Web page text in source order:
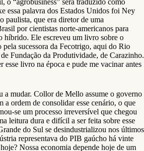
essa palavra dos Estados Unidos foi Ney
paulista, que era diretor de uma
por cientistas norte-americanos para
híbrido. Ele escreveu um livro sobre o
pela sucessora da Fecotrigo, aqui do Rio
Fundação da Produtividade, de Carazinho.
esse livro na época e pude me vacinar antes
a mudar. Collor de Mello assume o governo
a ordem de consolidar esse cenário, o que
se um processo irreversível que chegou
leitura dura e difícil a ser feita sobre esse
do Sul se desindustrializou nos últimos
representava do PIB gaúcho há vinte
Nossa economia depende hoje de um